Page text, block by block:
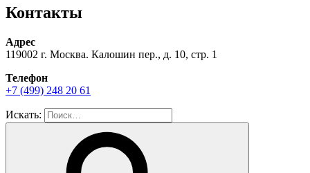
Контакты
Адрес
119002 г. Москва. Калошин пер., д. 10, стр. 1
Телефон
+7 (499) 248 20 61
Искать: